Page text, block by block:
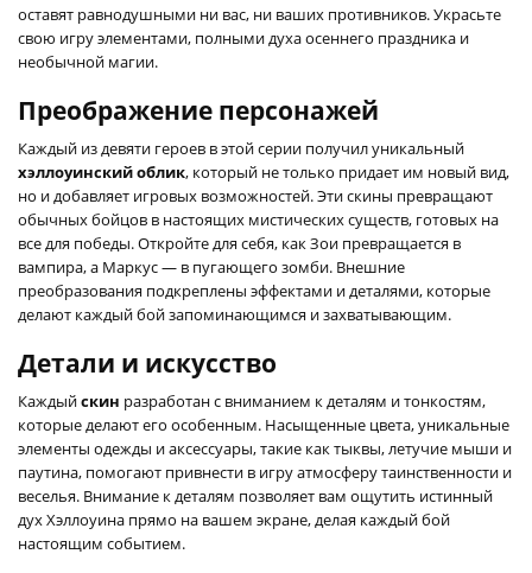
оставят равнодушными ни вас, ни ваших противников. Украсьте
свою игру элементами, полными духа осеннего праздника и
необычной магии.
Преображение персонажей
Каждый из девяти героев в этой серии получил уникальный
хэллоуинский облик, который не только придает им новый вид,
но и добавляет игровых возможностей. Эти скины превращают
обычных бойцов в настоящих мистических существ, готовых на
все для победы. Откройте для себя, как Зои превращается в
вампира, а Маркус — в пугающего зомби. Внешние
преобразования подкреплены эффектами и деталями, которые
делают каждый бой запоминающимся и захватывающим.
Детали и искусство
Каждыйскин разработан с вниманием к деталям и тонкостям,
которые делают его особенным. Насыщенные цвета, уникальные
элементы одежды и аксессуары, такие как тыквы, летучие мыши и
паутина, помогают привнести в игру атмосферу таинственности и
веселья. Внимание к деталям позволяет вам ощутить истинный
дух Хэллоуина прямо на вашем экране, делая каждый бой
настоящим событием.